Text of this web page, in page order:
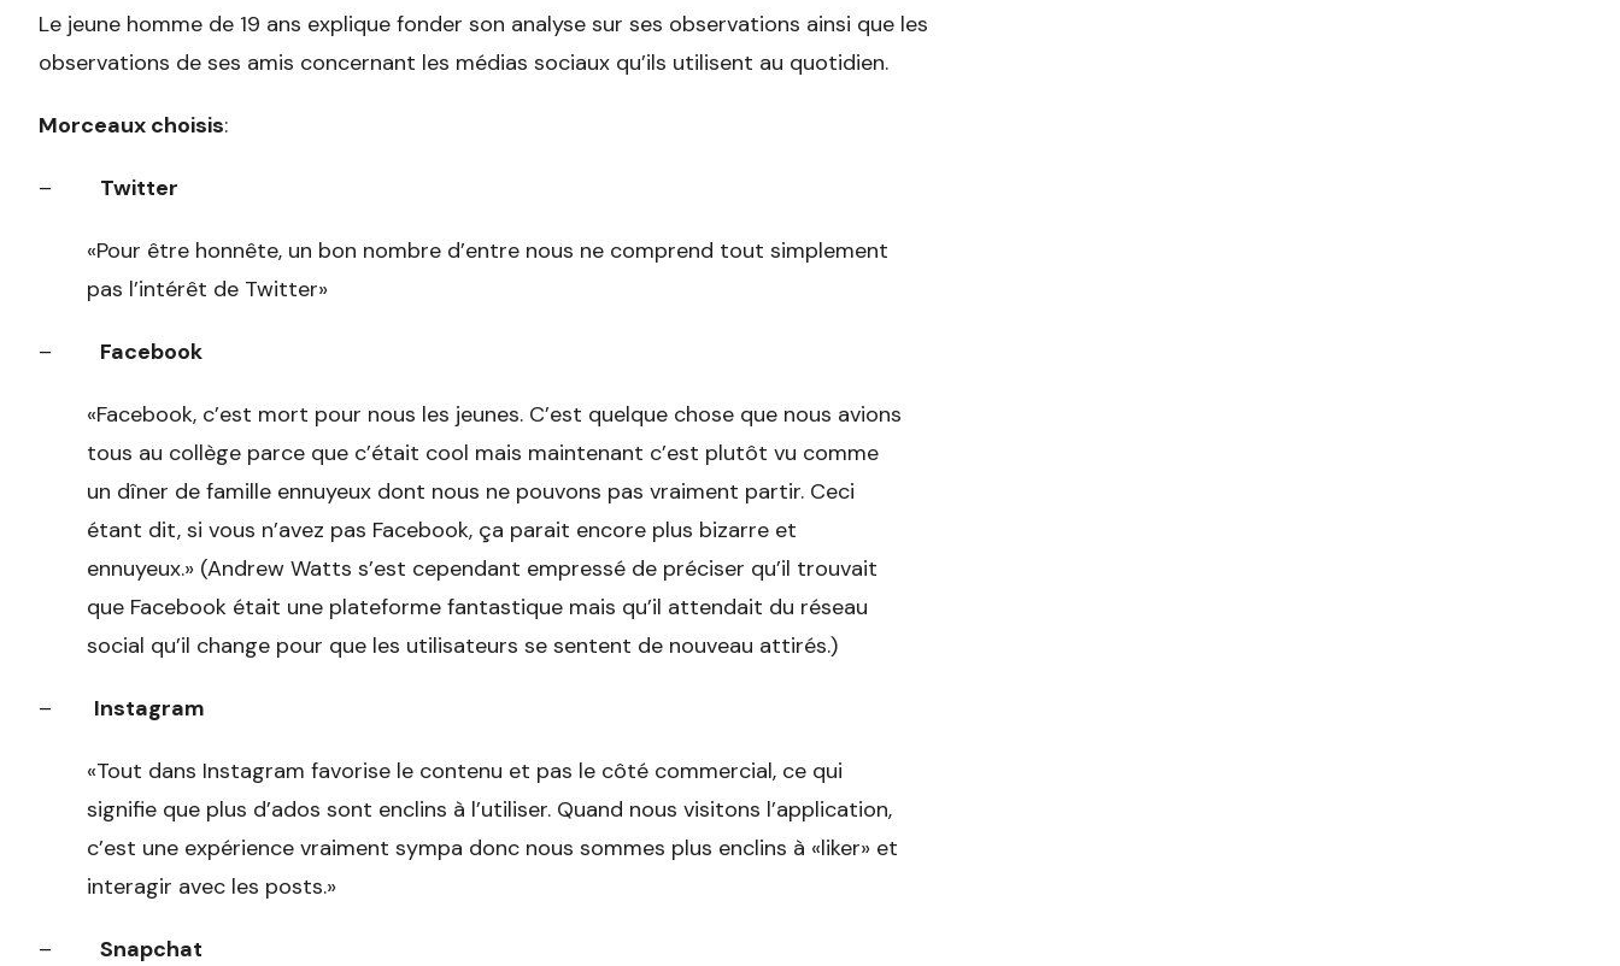
Le jeune homme de 19 ans explique fonder son analyse sur ses observations ainsi que les
observations de ses amis concernant les médias sociaux qu’ils utilisent au quotidien.
Morceaux choisis:
– Twitter
«Pour être honnête, un bon nombre d’entre nous ne comprend tout simplement
pas l’intérêt de Twitter»
– Facebook
«Facebook, c’est mort pour nous les jeunes. C’est quelque chose que nous avions
tous au collège parce que c’était cool mais maintenant c’est plutôt vu comme
un dîner de famille ennuyeux dont nous ne pouvons pas vraiment partir. Ceci
étant dit, si vous n’avez pas Facebook, ça parait encore plus bizarre et
ennuyeux.» (Andrew Watts s’est cependant empressé de préciser qu’il trouvait
que Facebook était une plateforme fantastique mais qu’il attendait du réseau
social qu’il change pour que les utilisateurs se sentent de nouveau attirés.)
– Instagram
«Tout dans Instagram favorise le contenu et pas le côté commercial, ce qui
signifie que plus d’ados sont enclins à l’utiliser. Quand nous visitons l’application,
c’est une expérience vraiment sympa donc nous sommes plus enclins à «liker» et
interagir avec les posts.»
– Snapchat